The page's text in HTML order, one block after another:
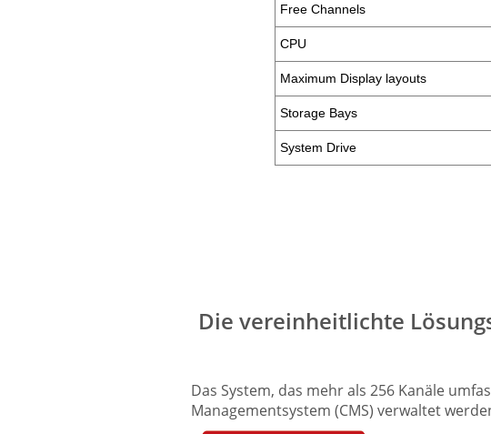
Free Channels
CPU
Maximum Display layouts
Storage Bays
System Drive
Die vereinheitlichte
Das System, das mehr als 256 Kanäle
Managementsystem (CMS) verwaltet